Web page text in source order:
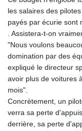
les salaires des
payés par écurie sont
. Assistera-t-on
"Nous voulons
domination par des
expliqué le directeur
avoir plus de voitures
mois".
Concrètement, un
verra sa perte
derrière, sa perte